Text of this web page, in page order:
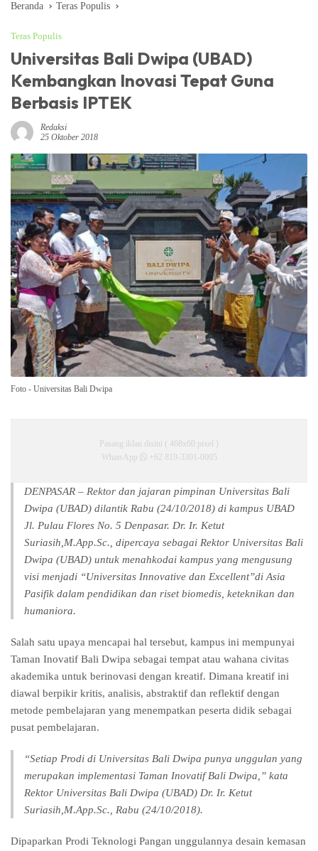
Beranda Teras Populis
Teras Populis
Universitas Bali Dwipa (UBAD)
Kembangkan Inovasi Tepat Guna
Berbasis IPTEK
Redaksi
25 Oktober 2018
Foto - Universitas Bali Dwipa
Pasang iklan disini ( 468x60 pixel )
WhatsApp
+62 819-3301-0005
DENPASAR – Rektor dan jajaran pimpinan Universitas Bali
Dwipa (UBAD) dilantik Rabu (24/10/2018) di kampus UBAD
Jl. Pulau Flores No. 5 Denpasar. Dr. Ir. Ketut
Suriasih,M.App.Sc., dipercaya sebagai Rektor Universitas Bali
Dwipa (UBAD) untuk menahkodai kampus yang mengusung
visi menjadi “Universitas Innovative dan Excellent”di Asia
Pasifik dalam pendidikan dan riset biomedis, keteknikan dan
humaniora.
Salah satu upaya mencapai hal tersebut, kampus ini mempunyai
Taman Inovatif Bali Dwipa sebagai tempat atau wahana civitas
akademika untuk berinovasi dengan kreatif. Dimana kreatif ini
diawal berpikir kritis, analisis, abstraktif dan reflektif dengan
metode pembelajaran yang menempatkan peserta didik sebagai
pusat pembelajaran.
“Setiap Prodi di Universitas Bali Dwipa punya unggulan yang
merupakan implementasi Taman Inovatif Bali Dwipa,” kata
Rektor Universitas Bali Dwipa (UBAD) Dr. Ir. Ketut
Suriasih,M.App.Sc., Rabu (24/10/2018).
Dipaparkan Prodi Teknologi Pangan unggulannya desain kemasan